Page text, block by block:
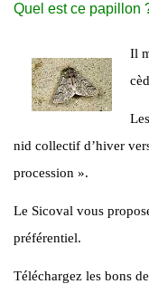
Quel est ce papillon
Il
nid collectif d’hiver
procession ».
Le Sicoval vous
préférentiel.
Téléchargez les bons